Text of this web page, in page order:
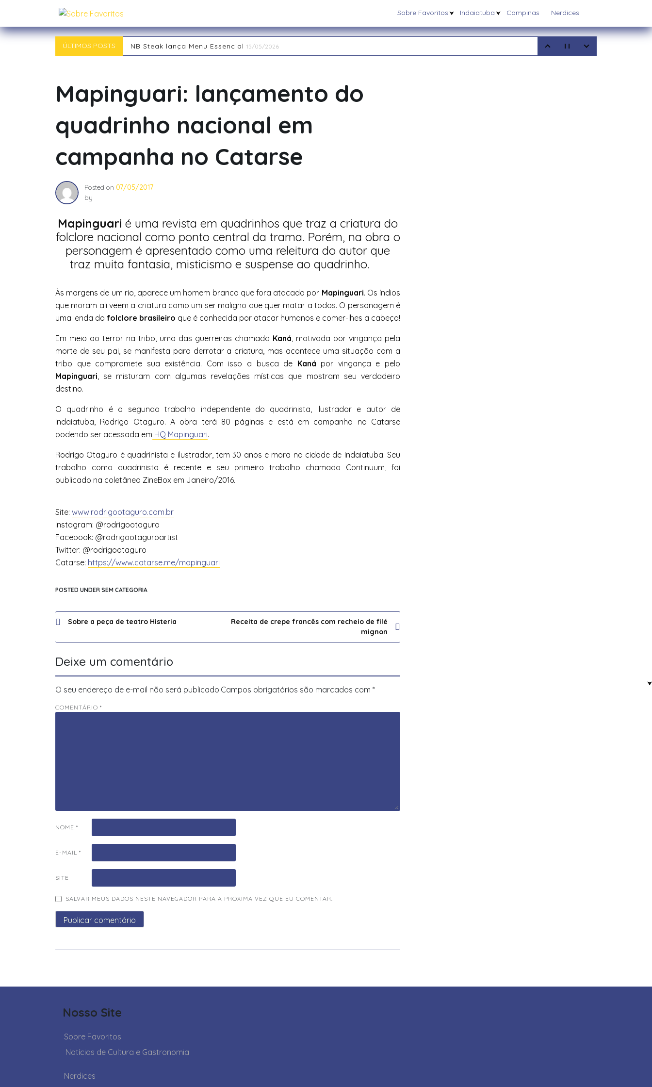
content
Sobre Favoritos Sobre Favoritos Indaiatuba Campinas Nerdices
ÚLTIMOS POSTS NB Steak lança Menu Essencial 15/05/2026
Outback chegou a Indaiatuba15/05/2026
O RPG: Uma Jornada Pela Interpretação de Papéis e a Construção de Mundos
Já começou! 21ª Campinas Restaurant Week acontece até 20 de abril na região
Mapinguari: lançamento do
quadrinho nacional em
campanha no Catarse
Posted on 07/05/2017
by
Mapinguari é uma revista em quadrinhos que traz a criatura do
folclore nacional como ponto central da trama. Porém, na obra o
personagem é apresentado como uma releitura do autor que
traz muita fantasia, misticismo e suspense ao quadrinho.
Às margens de um rio, aparece um homem branco que fora atacado por Mapinguari. Os índios
que moram ali veem a criatura como um ser maligno que quer matar a todos. O personagem é
uma lenda do folclore brasileiro que é conhecida por atacar humanos e comer-lhes a cabeça!
Em meio ao terror na tribo, uma das guerreiras chamada Kaná, motivada por vingança pela
morte de seu pai, se manifesta para derrotar a criatura, mas acontece uma situação com a
tribo que compromete sua existência. Com isso a busca de Kaná por vingança e pelo
Mapinguari, se misturam com algumas revelações místicas que mostram seu verdadeiro
destino.
O quadrinho é o segundo trabalho independente do quadrinista, ilustrador e autor de
Indaiatuba, Rodrigo Otäguro. A obra terá 80 páginas e está em campanha no Catarse
podendo ser acessada em HQ Mapinguari.
Rodrigo Otäguro é quadrinista e ilustrador, tem 30 anos e mora na cidade de Indaiatuba. Seu
trabalho como quadrinista é recente e seu primeiro trabalho chamado Continuum, foi
publicado na coletânea ZineBox em Janeiro/2016.
Site: www.rodrigootaguro.com.br
Instagram: @rodrigootaguro
Facebook: @rodrigootaguroartist
Twitter: @rodrigootaguro
Catarse: https://www.catarse.me/mapinguari
POSTED UNDER SEM CATEGORIA
Navegação
de
Post
Sobre a peça de teatro Histeria
Receita de crepe francês com recheio de filé
mignon
Deixe um comentário
O seu endereço de e-mail não será publicado.Campos obrigatórios são marcados com *
COMENTÁRIO *
NOME *
E-MAIL *
SITE
SALVAR MEUS DADOS NESTE NAVEGADOR PARA A PRÓXIMA VEZ QUE EU COMENTAR.
Nosso Site
Sobre Favoritos
Notícias de Cultura e Gastronomia
Nerdices